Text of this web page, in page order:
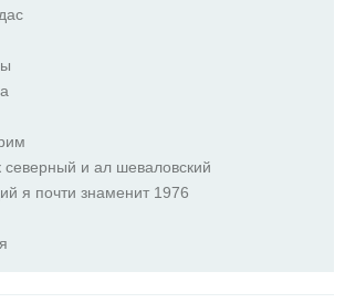
северный и ал шеваловский
я почти знаменит 1976